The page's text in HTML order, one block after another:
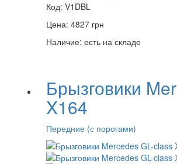
Код: V1DBL
Цена: 4827 грн
Наличие: есть на складе
Брызговики
X164
Передние (с порогами)